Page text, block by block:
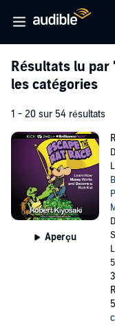
Résultats lu par
les catégories
1 - 20 sur 54 résultats
Aperçu